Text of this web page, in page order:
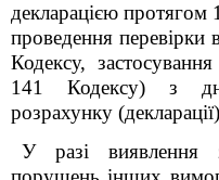
декларацією протягом
проведення перевірки
Кодексу,
141 Кодексу) з
розрахунку
У разі виявлення